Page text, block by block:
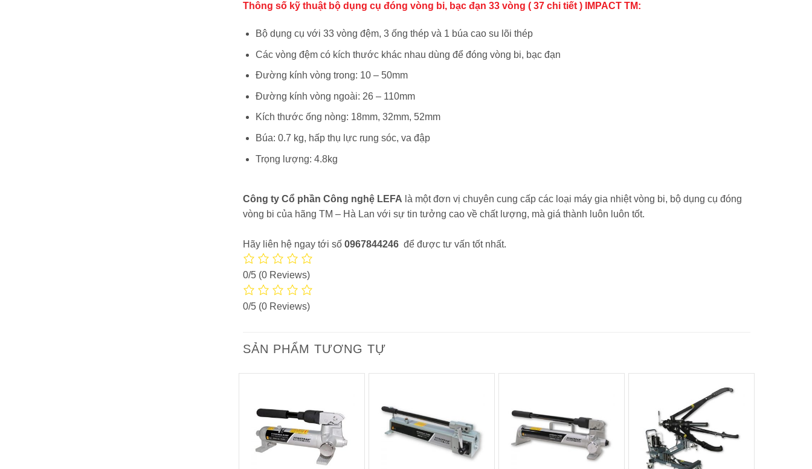
Thông số kỹ thuật bộ dụng cụ đóng vòng bi, bạc đạn 33 vòng ( 37 chi tiết ) IMPACT TM:
Bộ dụng cụ với 33 vòng đệm, 3 ống thép và 1 búa cao su lõi thép
Các vòng đệm có kích thước khác nhau dùng để đóng vòng bi, bạc đạn
Đường kính vòng trong: 10 – 50mm
Đường kính vòng ngoài: 26 – 110mm
Kích thước ống nòng: 18mm, 32mm, 52mm
Búa: 0.7 kg, hấp thụ lực rung sóc, va đập
Trọng lượng: 4.8kg
Công ty Cổ phần Công nghệ LEFA là một đơn vị chuyên cung cấp các loại máy gia nhiệt vòng bi, bộ dụng cụ đóng
vòng bi của hãng TM – Hà Lan với sự tin tưởng cao về chất lượng, mà giá thành luôn luôn tốt.
Hãy liên hệ ngay tới số 0967844246 để được tư vấn tốt nhất.
0/5 (0 Reviews)
0/5 (0 Reviews)
SẢN PHẨM TƯƠNG TỰ